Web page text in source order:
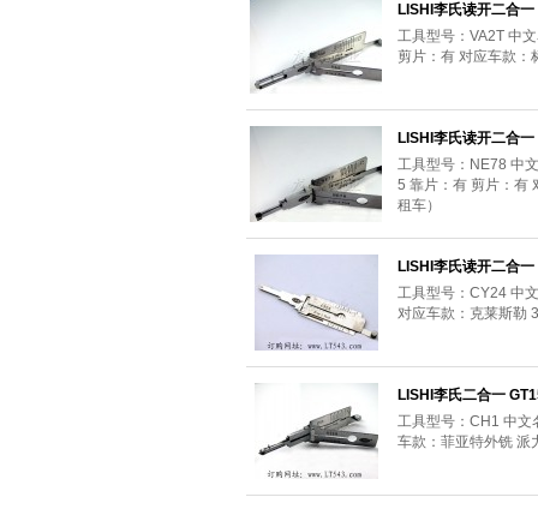
LISHI李氏读开二合一
工具型号：VA2T 中
剪片：有 对应车款：
LISHI李氏读开二合
工具型号：NE78 中
5 靠片：有 剪片：有
租车）
LISHI李氏读开二合
工具型号：CY24 中
对应车款：克莱斯勒
LISHI李氏二合一
工具型号：CH1 中文
车款：菲亚特外铣 派